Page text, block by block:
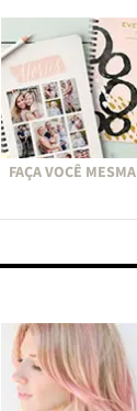
FAÇA VOCÊ MESMA